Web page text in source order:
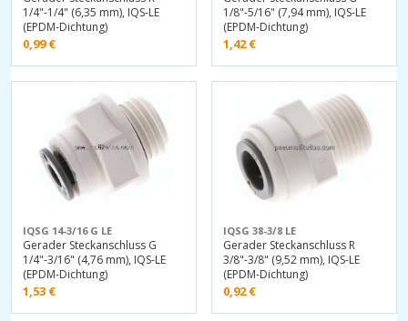
1/4"-1/4" (6,35 mm), IQS-LE
(EPDM-Dichtung)
0,99€
1/8"-5/16" (7,94 mm), IQS-LE
(EPDM-Dichtung)
1,42€
IQSG 14-3/16 G LE
Gerader Steckanschluss G
1/4"-3/16" (4,76 mm), IQS-LE
(EPDM-Dichtung)
1,53 €
IQSG 38-3/8 LE
Gerader Steckanschluss R
3/8"-3/8" (9,52 mm), IQS-LE
(EPDM-Dichtung)
0,92€